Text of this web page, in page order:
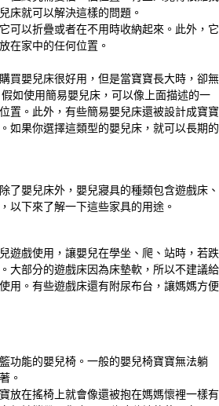
床就可以解決這樣的問題。
可以折疊或者在不用時收納起來。此外，它
在家中的任何位置。
買嬰兒床很好用，但是當寶寶長大時，卻無
如使用簡易嬰兒床，可以像上面描述的一
置。此外，有些簡易嬰兒床還被設計成寶寶
如果你選擇這類型的嬰兒床，就可以長期的
了嬰兒床外，嬰兒寢具的種類包含遊戲床、
以下來了解一下這些家具的用途。
遊戲使用，讓嬰兒在學坐、爬、站時，若跌
大部分的遊戲床因為床墊軟，所以不建議給
用。有些遊戲床還有附尿布台，讓媽媽方便
功能的嬰兒椅。一般的嬰兒椅寶寶無法躺
。
放在搖椅上就會像還被抱在媽媽懷裡一樣有